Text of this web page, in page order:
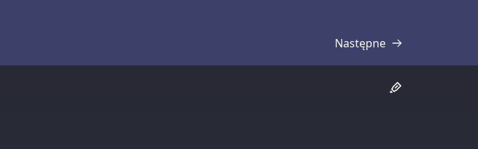
Następne
Transkrypcja